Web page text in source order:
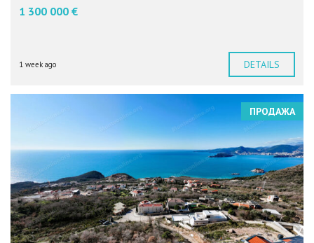
1 300 000 €
1 week ago DETAILS
ПРОДАЖА